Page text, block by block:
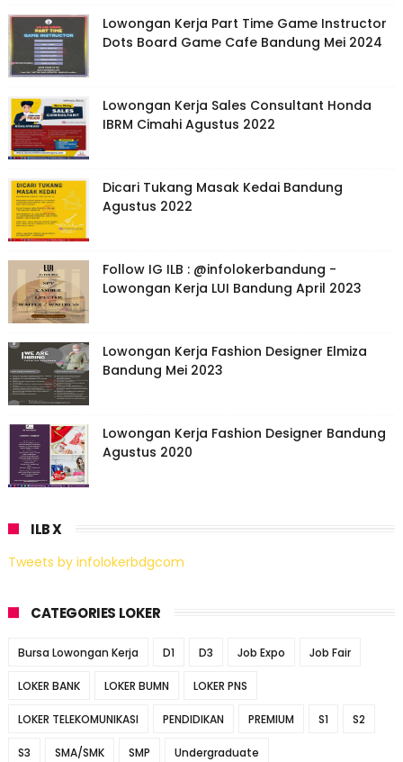
Lowongan Kerja Part Time Game Instructor
Dots Board Game Cafe Bandung Mei 2024
Lowongan Kerja Sales Consultant Honda
IBRM Cimahi Agustus 2022
Dicari Tukang Masak Kedai Bandung
Agustus 2022
Follow IG ILB : @infolokerbandung -
Lowongan Kerja LUI Bandung April 2023
Lowongan Kerja Fashion Designer Elmiza
Bandung Mei 2023
Lowongan Kerja Fashion Designer Bandung
Agustus 2020
ILB X
Tweets by infolokerbdgcom
CATEGORIES LOKER
Bursa Lowongan Kerja D1 D3 Job Expo Job Fair
LOKER BANK LOKER BUMN LOKER PNS
LOKER TELEKOMUNIKASI PENDIDIKAN PREMIUM S1 S2
S3 SMA/SMK SMP Undergraduate